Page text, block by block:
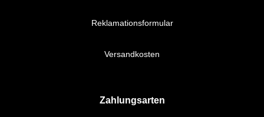
Reklamationsformular
Versandkosten
Zahlungsarten